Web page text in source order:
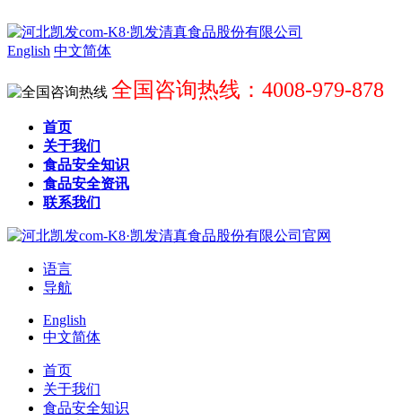
English 中文简体
全国咨询热线：4008-979-878
首页
关于我们
食品安全知识
食品安全资讯
联系我们
语言
导航
English
中文简体
首页
关于我们
食品安全知识